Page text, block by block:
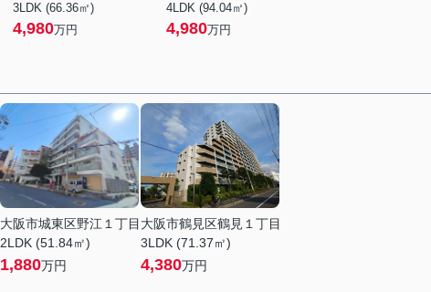
3LDK (66.36㎡)
4,980万円
4LDK (94.04㎡)
4,980万円
大阪市城東区野江１丁目
2LDK (51.84㎡)
1,880万円
大阪市鶴見区鶴見１丁目
3LDK (71.37㎡)
4,380万円